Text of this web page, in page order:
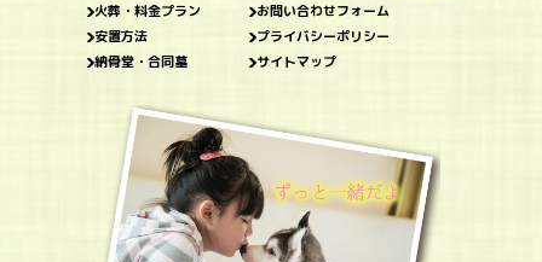
火葬・料金プラン
安置方法
納骨堂・合同墓
お問い合わせフォーム
プライバシーポリシー
サイトマップ